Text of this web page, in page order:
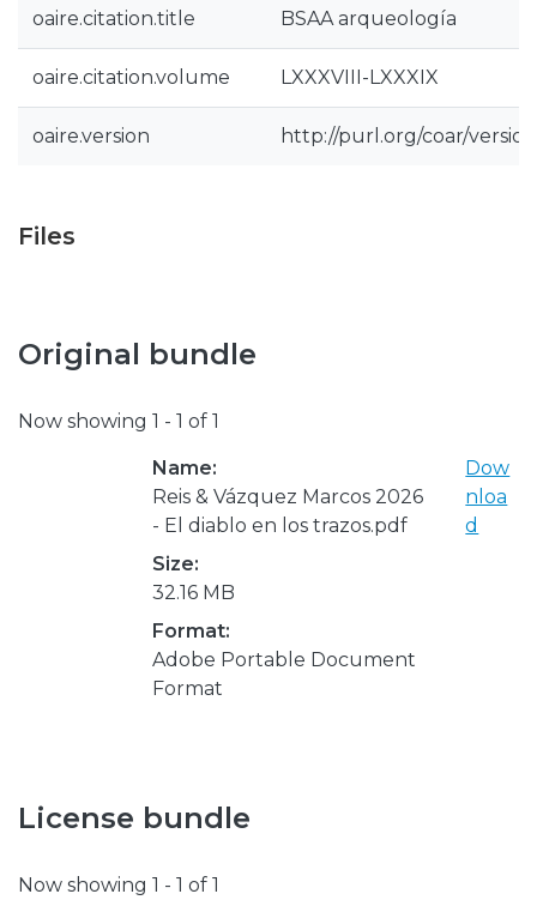
oaire.citation.title BSAA arqueología
oaire.citation.volume LXXXVIII-LXXXIX
oaire.version http://purl.org/coar/
Files
Original bundle
Now showing 1 - 1 of 1
Name:
Reis & Vázquez Marcos 2026
- El diablo en los trazos.pdf
Size:
32.16 MB
Format:
Adobe Portable Document
Format
Dow
nloa
d
License bundle
Now showing 1 - 1 of 1